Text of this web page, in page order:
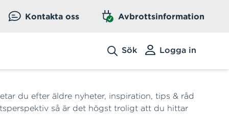
Kontakta oss Avbrottsinformation
Sök Logga in
du efter äldre nyheter, inspiration, tips & råd
så är det högst troligt att du hittar